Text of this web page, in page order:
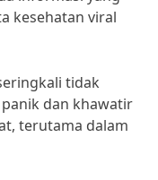
kesehatan viral
tidak
dan khawatir
terutama dalam